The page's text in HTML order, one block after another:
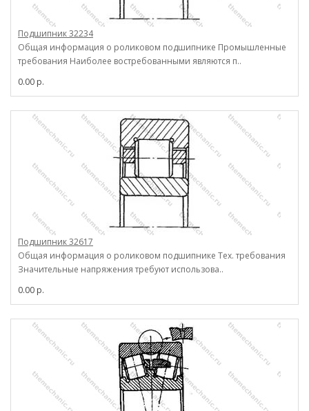
Подшипник 32234
Общая информация о роликовом подшипнике Промышленные
требования Наиболее востребованными являются п..
0.00 р.
Подшипник 32617
Общая информация о роликовом подшипнике Тех. требования
Значительные напряжения требуют использова..
0.00 р.